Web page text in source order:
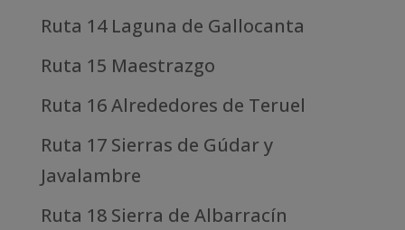
Ruta 14 Laguna de Gallocanta
Ruta 15 Maestrazgo
Ruta 16 Alrededores de Teruel
Ruta 17 Sierras de Gúdar y
Javalambre
Ruta 18 Sierra de Albarracín